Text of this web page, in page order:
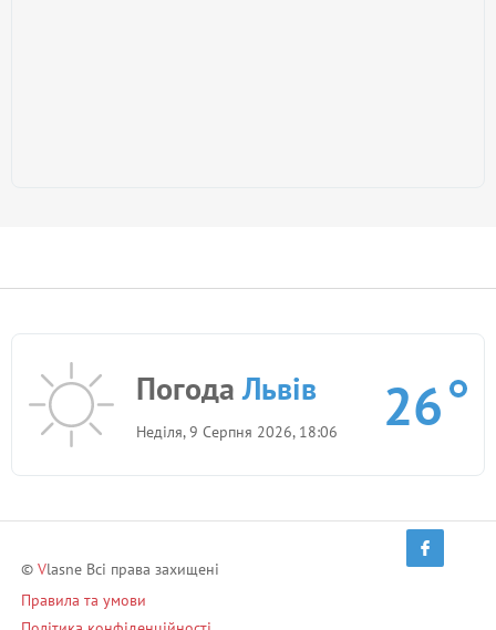
ПогодаЛьвів
Неділя, 9 Серпня 2026, 18:06 26
© Vlasne Всі права захищені
Правила та умови